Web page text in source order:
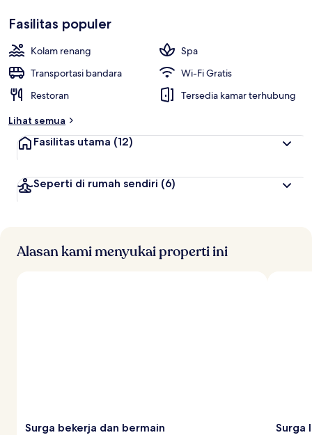
Fasilitas populer
Kolam renang
Spa
Transportasi bandara
Wi-Fi Gratis
Restoran
Tersedia kamar terhubung
Lihat semua
Fasilitas utama (12)
Seperti di rumah sendiri (6)
Alasan kami menyukai properti ini
Surga bekerja dan bermain Surga